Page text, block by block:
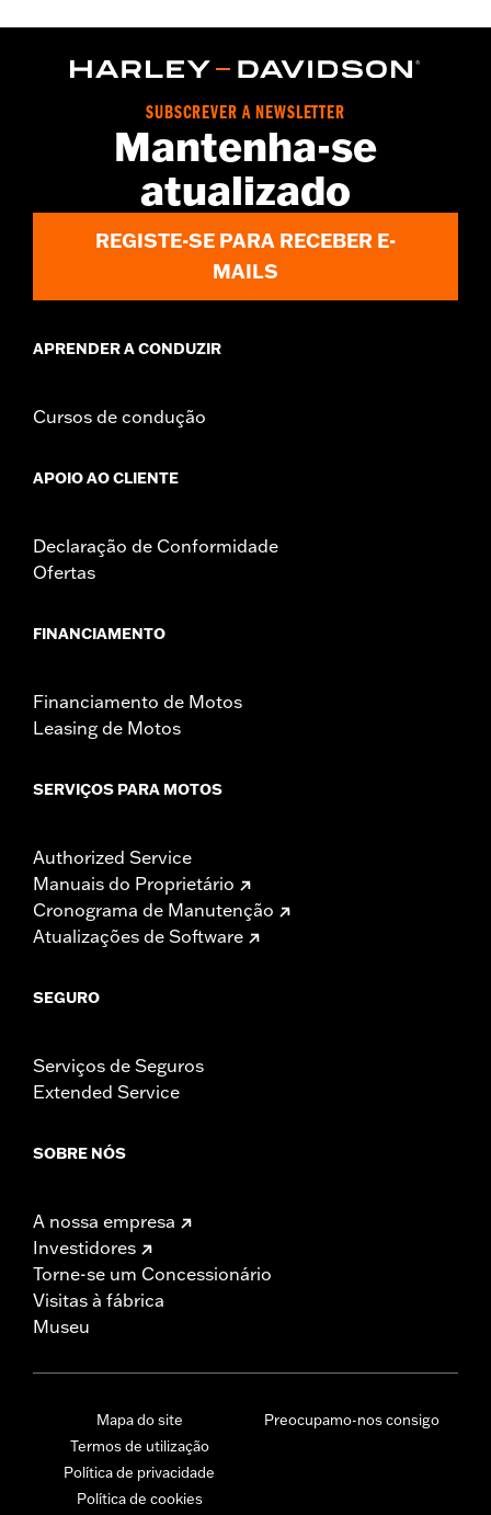
Installation Instructions
Fender and mounting hardware
2 year limited warranty – Go towww.h-
for full details
SUBSCREVER A NEWSLETTER
Mantenha-se
atualizado
REGISTE-SE PARA RECEBER E-
MAILS
APRENDER A CONDUZIR
Cursos de condução
APOIO AO CLIENTE
Declaração de Conformidade
Ofertas
FINANCIAMENTO
Financiamento de Motos
Leasing de Motos
SERVIÇOS PARA MOTOS
Authorized Service
Manuais do Proprietário
Cronograma de Manutenção
Atualizações de Software
SEGURO
Serviços de Seguros
Extended Service
SOBRE NÓS
A nossa empresa
Investidores
Torne-se um Concessionário
Visitas à fábrica
Museu
Mapa do site
Termos de utilização
Política de privacidade
Política de cookies
Preocupamo-nos consigo